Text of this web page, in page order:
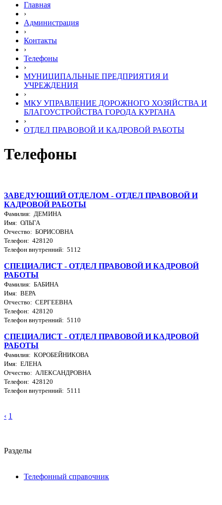
Главная
›
Администрация
›
Контакты
›
Телефоны
›
МУНИЦИПАЛЬНЫЕ ПРЕДПРИЯТИЯ И
УЧРЕЖДЕНИЯ
›
МКУ УПРАВЛЕНИЕ ДОРОЖНОГО ХОЗЯЙСТВА И
БЛАГОУСТРОЙСТВА ГОРОДА КУРГАНА
›
ОТДЕЛ ПРАВОВОЙ И КАДРОВОЙ РАБОТЫ
Телефоны
ЗАВЕДУЮЩИЙ ОТДЕЛОМ - ОТДЕЛ ПРАВОВОЙ И
КАДРОВОЙ РАБОТЫ
Фамилия: ДЕМИНА
Имя: ОЛЬГА
Отчество: БОРИСОВНА
Телефон: 428120
Телефон внутренний: 5112
СПЕЦИАЛИСТ - ОТДЕЛ ПРАВОВОЙ И КАДРОВОЙ
РАБОТЫ
Фамилия: БАБИНА
Имя: ВЕРА
Отчество: СЕРГЕЕВНА
Телефон: 428120
Телефон внутренний: 5110
СПЕЦИАЛИСТ - ОТДЕЛ ПРАВОВОЙ И КАДРОВОЙ
РАБОТЫ
Фамилия: КОРОБЕЙНИКОВА
Имя: ЕЛЕНА
Отчество: АЛЕКСАНДРОВНА
Телефон: 428120
Телефон внутренний: 5111
‹ 1
Разделы
Телефонный справочник